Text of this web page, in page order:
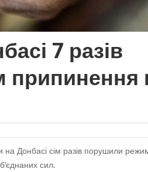
7 разів
на Донбасі сім разів порушили
сил.